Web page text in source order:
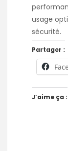
usage
sécurité.
Partager :
J’aime ça :